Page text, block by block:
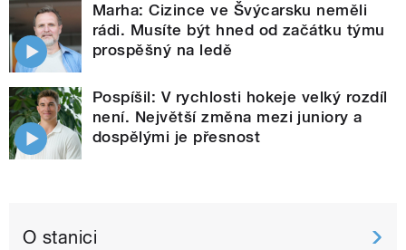
Marha: Cizince ve Švýcarsku neměli
rádi. Musíte být hned od začátku týmu
prospěšný na ledě
Pospíšil: V rychlosti hokeje velký rozdíl
není. Největší změna mezi juniory a
dospělými je přesnost
O stanici